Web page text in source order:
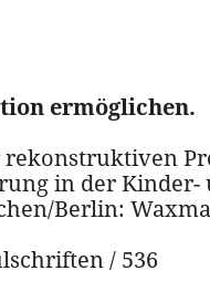
ermöglichen.
in der Kinder-
Berlin:
/ 536